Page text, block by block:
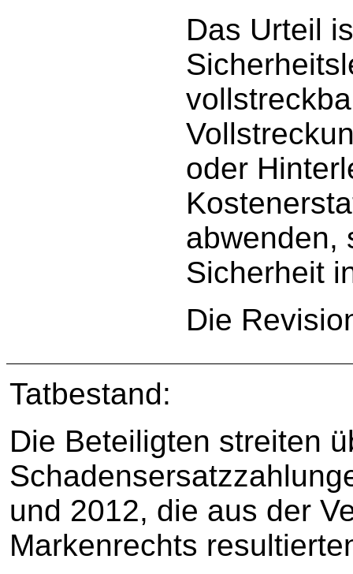
Das Urteil
oder
abwenden,
Sicherheit
Die
Tatbestand:
Die Beteiligten streiten
und 2012, die aus der
Markenrechts